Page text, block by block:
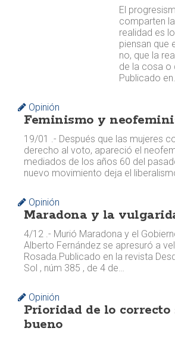
El
comparten
realidad es
piensan que
no, que la
de la cosa o
Publicado
Opinión
Feminismo y
19/01 .- Después que las mujeres
derecho al voto, apareció el
mediados de los años 60 del
nuevo movimiento deja el
Opinión
Maradona y la
4/12 .- Murió Maradona y el
Alberto Fernández se apresuró a
Rosada. ​Publicado en la revista
Sol , núm 385 , de 4 de…
Opinión
Prioridad de lo correcto
bueno